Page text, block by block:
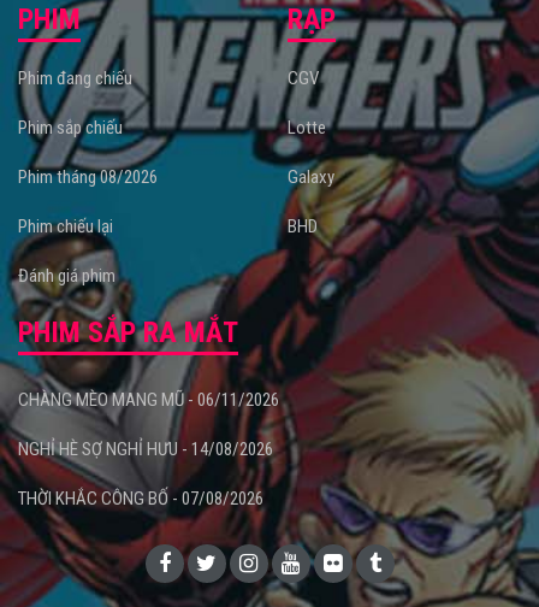
PHIM
Phim đang chiếu
Phim sắp chiếu
Phim tháng 08/2026
Phim chiếu lại
Đánh giá phim
RẠP
CGV
Lotte
Galaxy
BHD
PHIM SẮP RA MẮT
CHÀNG MÈO MANG MŨ - 06/11/2026
NGHỈ HÈ SỢ NGHỈ HƯU - 14/08/2026
THỜI KHẮC CÔNG BỐ - 07/08/2026